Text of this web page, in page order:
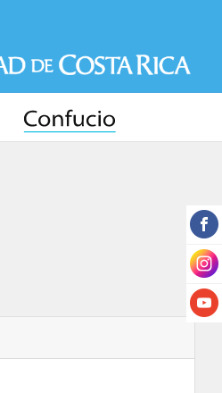
到
内
容